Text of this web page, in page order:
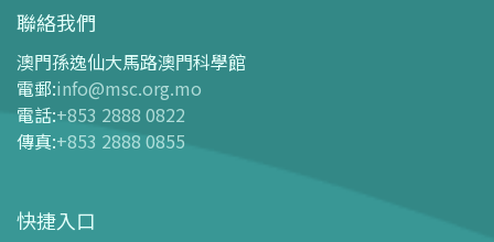
開放時間
交通指南
購票指南
- 網上購票
- 門票及優惠表
導覽圖
聯絡我們
澳門孫逸仙大馬路澳門科學館
電郵:info@msc.org.mo
電話:+853 2888 0822
傳真:+853 2888 0855
快捷入口